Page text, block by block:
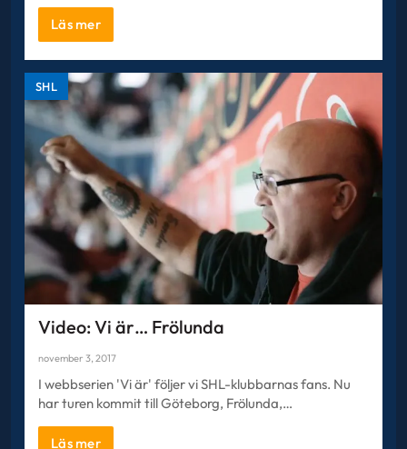
Läs mer
SHL
Video: Vi är… Frölunda
november 3, 2017
I webbserien 'Vi är' följer vi SHL-klubbarnas fans. Nu
har turen kommit till Göteborg, Frölunda,…
Läs mer